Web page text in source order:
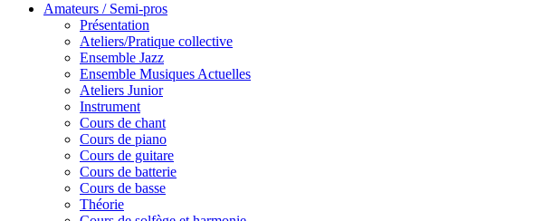
Amateurs / Semi-pros
Présentation
Ateliers/Pratique collective
Ensemble Jazz
Ensemble Musiques Actuelles
Ateliers Junior
Instrument
Cours de chant
Cours de piano
Cours de guitare
Cours de batterie
Cours de basse
Théorie